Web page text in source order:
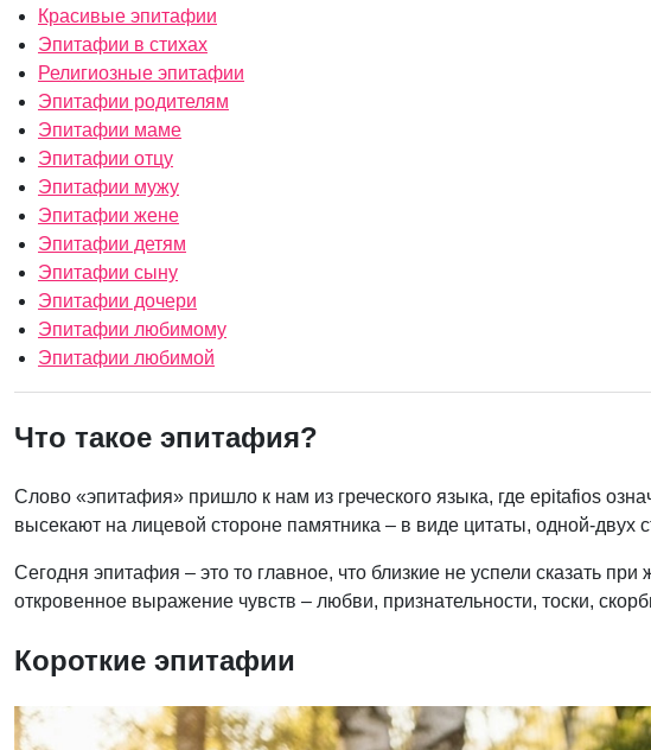
Красивые эпитафии
Эпитафии в стихах
Религиозные эпитафии
Эпитафии родителям
Эпитафии маме
Эпитафии отцу
Эпитафии мужу
Эпитафии жене
Эпитафии детям
Эпитафии сыну
Эпитафии дочери
Эпитафии любимому
Эпитафии любимой
Что такое эпитафия?
Слово «эпитафия» пришло к нам из греческого языка, где epitafios
высекают на лицевой стороне памятника – в виде цитаты, одной-двух
Сегодня эпитафия – это то главное, что близкие не успели сказать
откровенное выражение чувств – любви, признательности, тоски,
Короткие эпитафии